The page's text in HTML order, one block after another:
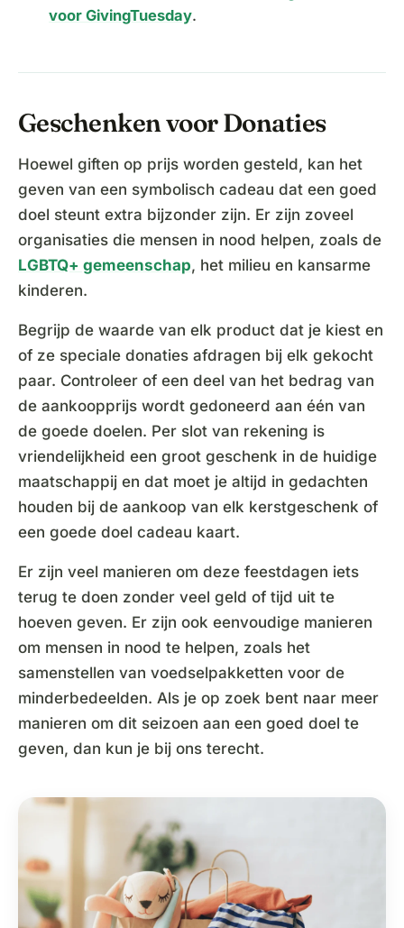
voor GivingTuesday.
Geschenken voor Donaties
Hoewel giften op prijs worden gesteld, kan het
geven van een symbolisch cadeau dat een goed
doel steunt extra bijzonder zijn. Er zijn zoveel
organisaties die mensen in nood helpen, zoals de
LGBTQ+ gemeenschap, het milieu en kansarme
kinderen.
Begrijp de waarde van elk product dat je kiest en
of ze speciale donaties afdragen bij elk gekocht
paar. Controleer of een deel van het bedrag van
de aankoopprijs wordt gedoneerd aan één van
de goede doelen. Per slot van rekening is
vriendelijkheid een groot geschenk in de huidige
maatschappij en dat moet je altijd in gedachten
houden bij de aankoop van elk kerstgeschenk of
een goede doel cadeau kaart.
Er zijn veel manieren om deze feestdagen iets
terug te doen zonder veel geld of tijd uit te
hoeven geven. Er zijn ook eenvoudige manieren
om mensen in nood te helpen, zoals het
samenstellen van voedselpakketten voor de
minderbedeelden. Als je op zoek bent naar meer
manieren om dit seizoen aan een goed doel te
geven, dan kun je bij ons terecht.